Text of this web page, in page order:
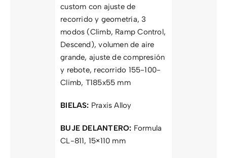
custom con ajuste de
recorrido y geometría, 3
modos (Climb, Ramp Control,
Descend), volumen de aire
grande, ajuste de compresión
y rebote, recorrido 155-100-
Climb, T185x55 mm
BIELAS: Praxis Alloy
BUJE DELANTERO: Formula
CL-811, 15×110 mm